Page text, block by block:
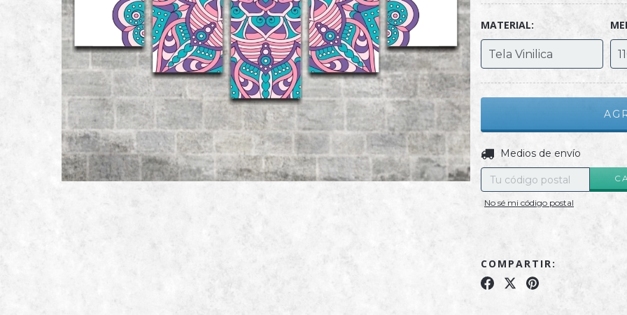
MATERIAL:
Entregas para el CP:
Medios de envío
No sé mi código postal
COMPARTIR: